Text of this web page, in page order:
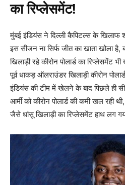
का रिप्लेसमेंट!
मुंबई इंडियंस ने दिल्ली कैपिटल्स के खिलाफ
इस सीजन ना सिर्फ जीत का खाता खोला है,
खिलाड़ी रहे कीरोन पोलार्ड का रिप्लेसमेंट
पूर्व धाकड़ ऑलराउंडर खिलाड़ी कीरोन
इंडियंस की टीम में खेलने के बाद पिछले ही
आर्मी को कीरोन पोलार्ड की कमी खल रही
जैसे धांसू खिलाड़ी का रिप्लेसमेंट हाथ लग